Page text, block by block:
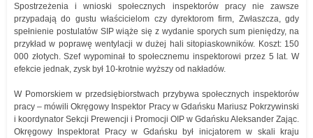
Spostrzeżenia i wnioski społecznych inspektorów pracy nie zawsze
przypadają do gustu właścicielom czy dyrektorom firm, Zwłaszcza, gdy
spełnienie postulatów SIP wiąże się z wydanie sporych sum pieniędzy, na
przykład w poprawę wentylacji w dużej hali sitopiaskowników. Koszt: 150
000 złotych. Szef wypominał to społecznemu inspektorowi przez 5 lat. W
efekcie jednak, zysk był 10-krotnie wyższy od nakładów.
W Pomorskiem w przedsiębiorstwach przybywa społecznych inspektorów
pracy – mówili Okręgowy Inspektor Pracy w Gdańsku Mariusz Pokrzywinski
i koordynator Sekcji Prewencji i Promocji OIP w Gdańsku Aleksander Zając.
Okręgowy Inspektorat Pracy w Gdańsku był inicjatorem w skali kraju